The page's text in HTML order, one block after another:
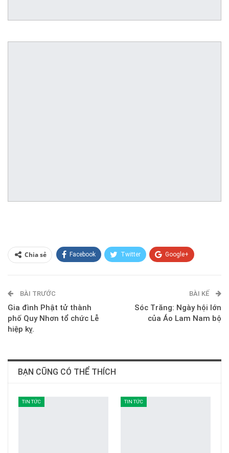
Chia sẻ Facebook Twitter Google+
E-mail
BÀI TRƯỚC
Gia đình Phật tử thành
phố Quy Nhơn tổ chức Lễ
hiệp kỵ.
BÀI KẾ
Sóc Trăng: Ngày hội lớn
của Áo Lam Nam bộ
BẠN CŨNG CÓ THỂ THÍCH
TIN TỨC TIN TỨC